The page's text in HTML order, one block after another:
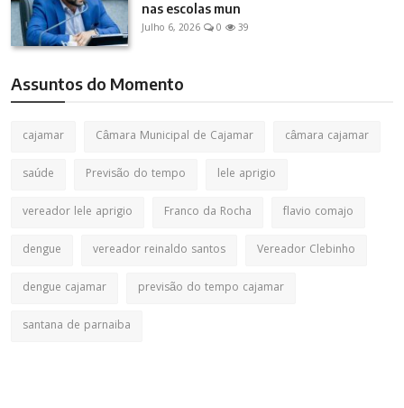
nas escolas mun
Julho 6, 2026 0 39
Assuntos do Momento
cajamar Câmara Municipal de Cajamar
câmara cajamar
saúde
Previsão do tempo
lele aprigio
vereador lele aprigio
Franco da Rocha
flavio comajo
dengue
vereador reinaldo santos
Vereador Clebinho
dengue cajamar
previsão do tempo cajamar
santana de parnaiba